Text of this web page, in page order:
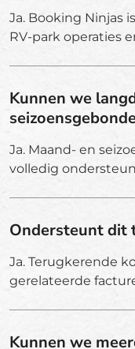
Ja. Booking Ninjas
RV-park operaties
Kunnen we
Ja. Maand- en
volledig
Ondersteunt dit
Ja. Terugkerende
gerelateerde
Kunnen we